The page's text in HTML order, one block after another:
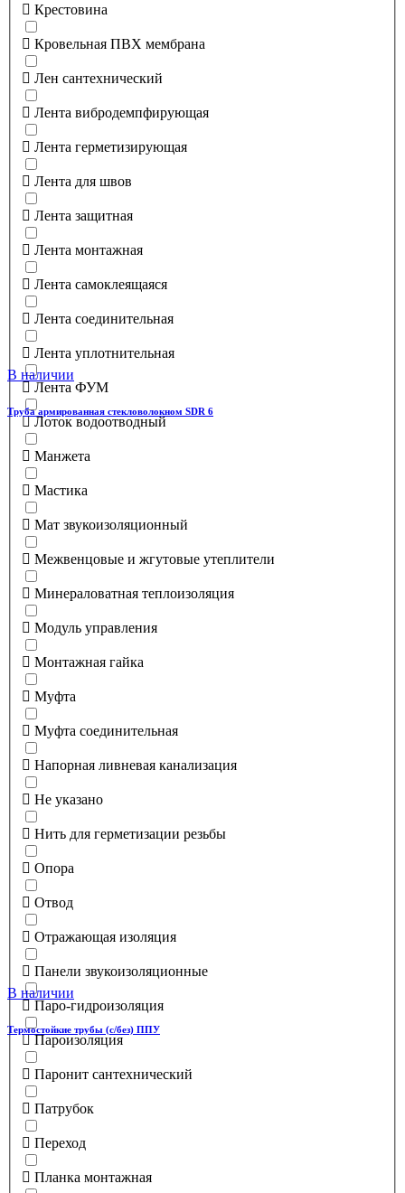
Крестовина
Кровельная ПВХ мембрана
Лен сантехнический
Лента вибродемпфирующая
Лента герметизирующая
Лента для швов
Лента защитная
Лента монтажная
Лента самоклеящаяся
Лента соединительная
Лента уплотнительная
Лента ФУМ
Лоток водоотводный
Манжета
Мастика
Мат звукоизоляционный
Межвенцовые и жгутовые утеплители
Минераловатная теплоизоляция
Модуль управления
Монтажная гайка
Муфта
Муфта соединительная
Напорная ливневая канализация
Не указано
Нить для герметизации резьбы
Опора
Отвод
Отражающая изоляция
Панели звукоизоляционные
Паро-гидроизоляция
Пароизоляция
Паронит сантехнический
Патрубок
Переход
Планка монтажная
В наличии
Труба армированная стекловолокном SDR 6
В наличии
Термостойкие трубы (с/без) ППУ